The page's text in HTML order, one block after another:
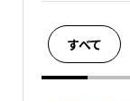
すべて